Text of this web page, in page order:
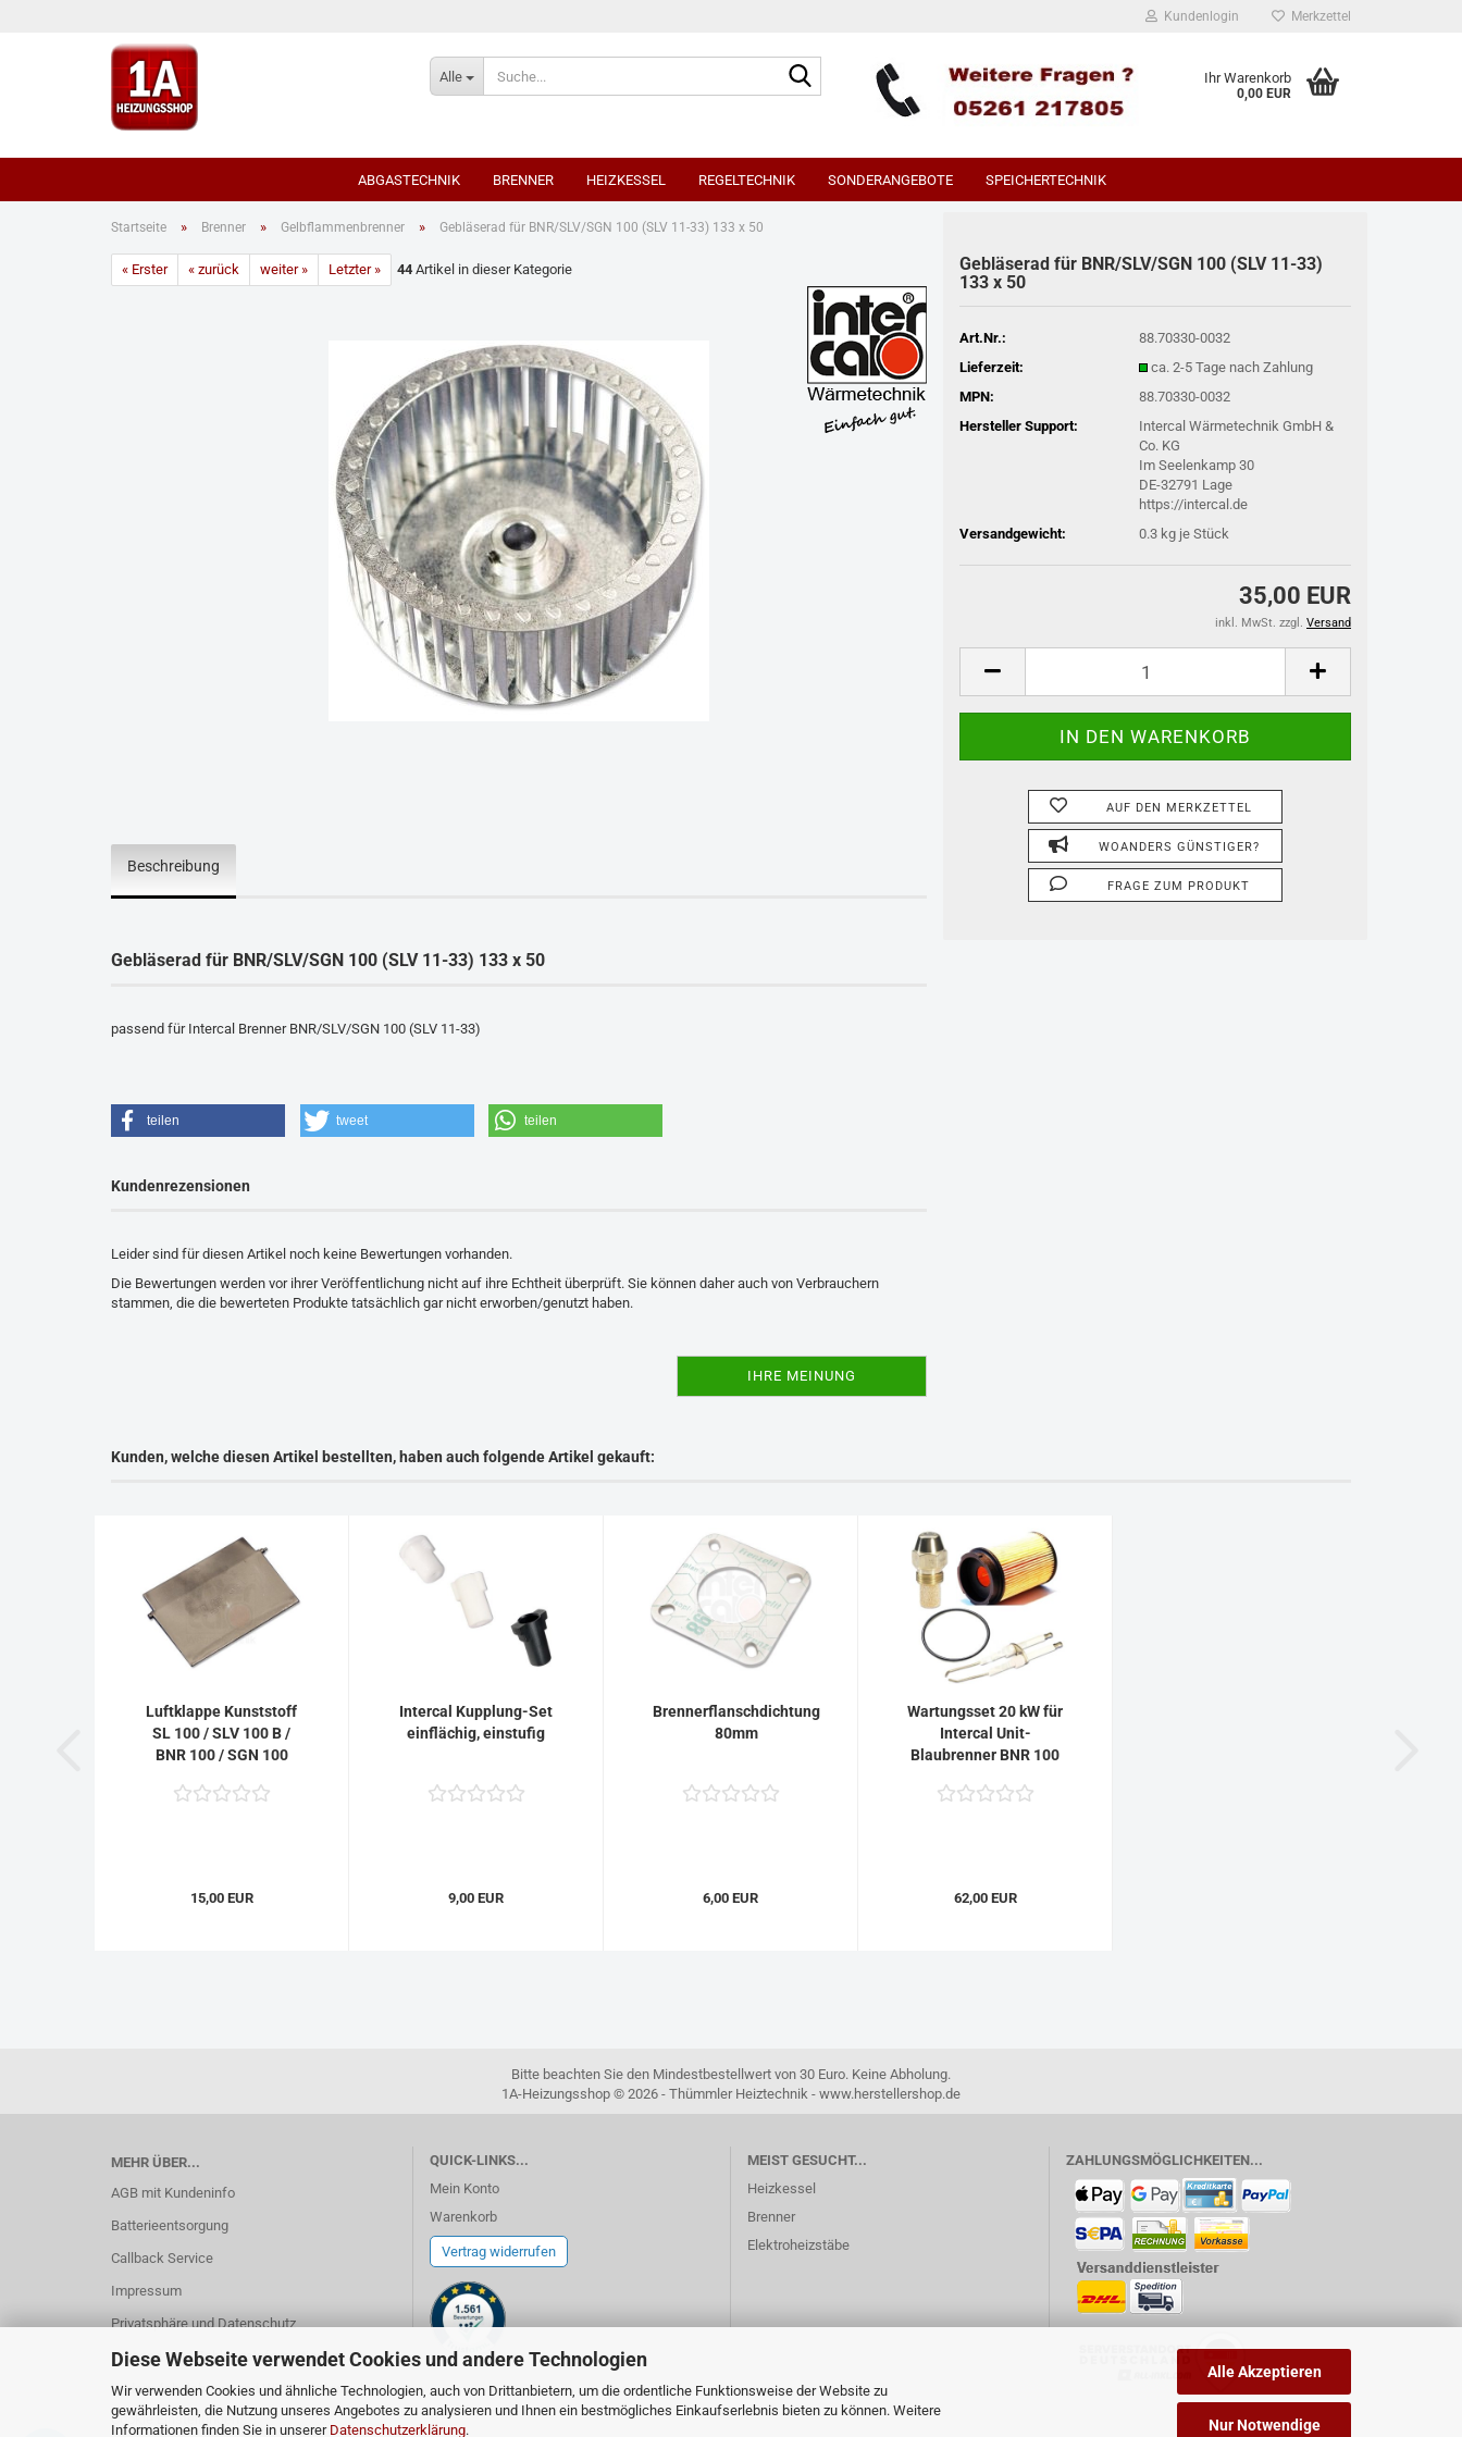
Diese Webseite verwendet Cookies und andere Technologien
Wir verwenden Cookies und ähnliche Technologien, auch von Drittanbietern, um die ordentliche Funktionsweise der Website zu
gewährleisten, die Nutzung unseres Angebotes zu analysieren und Ihnen ein bestmögliches Einkaufserlebnis bieten zu können. Weitere
Informationen finden Sie in unserer Datenschutzerklärung.
Alle Akzeptieren
Nur Notwendige
Kundenlogin Merkzettel
Alle
Ihr Warenkorb
0,00 EUR
ABGASTECHNIK
Für Öl-/Gas Brennwertkessel
BRENNER HEIZKESSEL REGELTECHNIK SONDERANGEBOTE SPEICHERTECHNIK
Startseite » Brenner » Gelbflammenbrenner » Gebläserad für BNR/SLV/SGN 100 (SLV 11-33) 133 x 50
« Erster « zurück weiter » Letzter » 44 Artikel in dieser Kategorie
Gebläserad für BNR/SLV/SGN 100 (SLV 11-33)
133 x 50
Art.Nr.:
88.70330-0032
Lieferzeit:
ca. 2-5 Tage nach Zahlung
MPN:
88.70330-0032
Hersteller Support:
Intercal Wärmetechnik GmbH &
Co. KG
Im Seelenkamp 30
DE-32791 Lage
https://intercal.de
Versandgewicht:
0.3 kg je Stück
35,00 EUR
inkl. MwSt. zzgl. Versand
AUF DEN MERKZETTEL
WOANDERS GÜNSTIGER?
FRAGE ZUM PRODUKT
Beschreibung
Gebläserad für BNR/SLV/SGN 100 (SLV 11-33) 133 x 50
passend für Intercal Brenner BNR/SLV/SGN 100 (SLV 11-33)
teilen tweet teilen
Kundenrezensionen
Leider sind für diesen Artikel noch keine Bewertungen vorhanden.
Die Bewertungen werden vor ihrer Veröffentlichung nicht auf ihre Echtheit überprüft. Sie können daher auch von Verbrauchern
stammen, die die bewerteten Produkte tatsächlich gar nicht erworben/genutzt haben.
IHRE MEINUNG
Kunden, welche diesen Artikel bestellten, haben auch folgende Artikel gekauft:
Luftklappe Kunststoff
SL 100 / SLV 100 B /
BNR 100 / SGN 100
15,00 EUR
Intercal Kupplung-Set
einflächig, einstufig
9,00 EUR
Brennerflanschdichtung
80mm
6,00 EUR
Wartungsset 20 kW für
Intercal Unit-
Blaubrenner BNR 100
62,00 EUR
Bitte beachten Sie den Mindestbestellwert von 30 Euro. Keine Abholung.
1A-Heizungsshop © 2026 - Thümmler Heiztechnik - www.herstellershop.de
MEHR ÜBER...
AGB mit Kundeninfo
Batterieentsorgung
Callback Service
Impressum
Privatsphäre und Datenschutz
Versand- und Zahlungsinformationen
Widerrufsbelehrung und Widerrufsformular
Cookie Einstellungen
QUICK-LINKS...
Mein Konto
Warenkorb
Vertrag widerrufen
MEIST GESUCHT...
Heizkessel
Brenner
Elektroheizstäbe
ZAHLUNGSMÖGLICHKEITEN...